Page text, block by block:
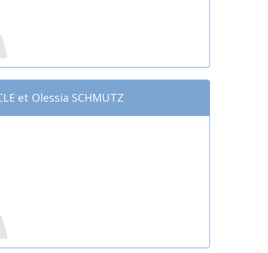
et Olessia SCHMUTZ